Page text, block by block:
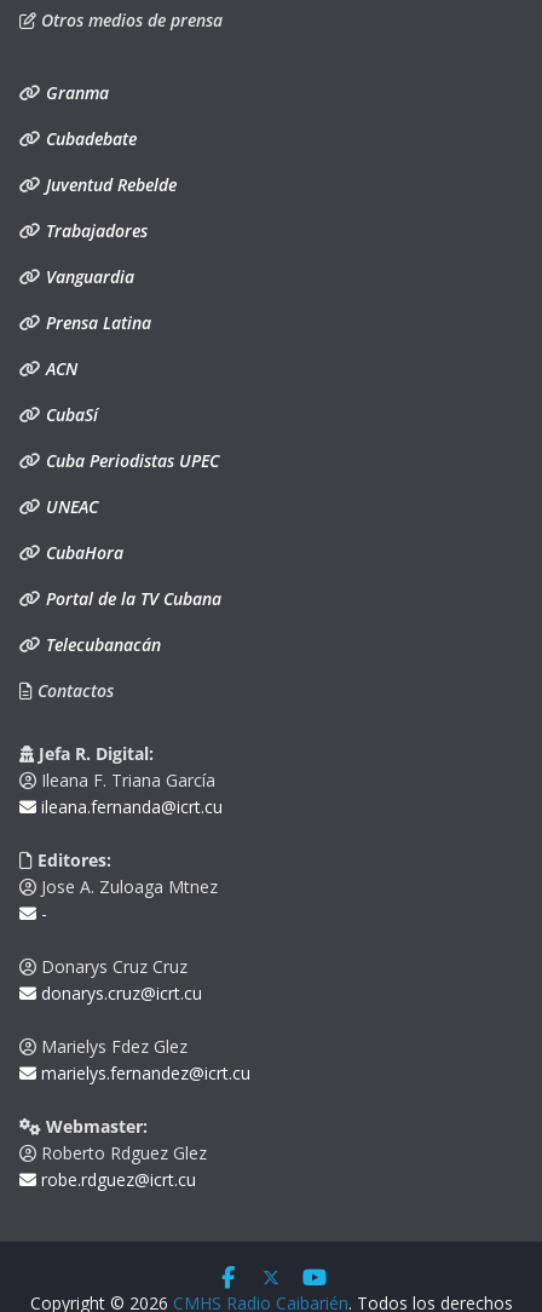
Otros medios de prensa
Granma
Cubadebate
Juventud Rebelde
Trabajadores
Vanguardia
Prensa Latina
ACN
CubaSí
Cuba Periodistas UPEC
UNEAC
CubaHora
Portal de la TV Cubana
Telecubanacán
Contactos
Jefa R. Digital:
Ileana F. Triana García
ileana.fernanda@icrt.cu
Editores:
Jose A. Zuloaga Mtnez
-
Donarys Cruz Cruz
donarys.cruz@icrt.cu
Marielys Fdez Glez
marielys.fernandez@icrt.cu
Webmaster:
Roberto Rdguez Glez
robe.rdguez@icrt.cu
Copyright © 2026 CMHS Radio Caibarién. Todos los derechos